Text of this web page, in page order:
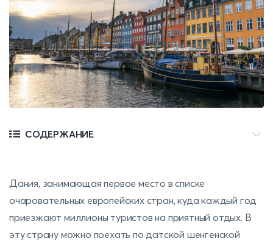
СОДЕРЖАНИЕ
Дания, занимающая первое место в списке
очаровательных европейских стран, куда каждый год
приезжают миллионы туристов на приятный отдых. В
эту страну можно поехать по датской шенгенской